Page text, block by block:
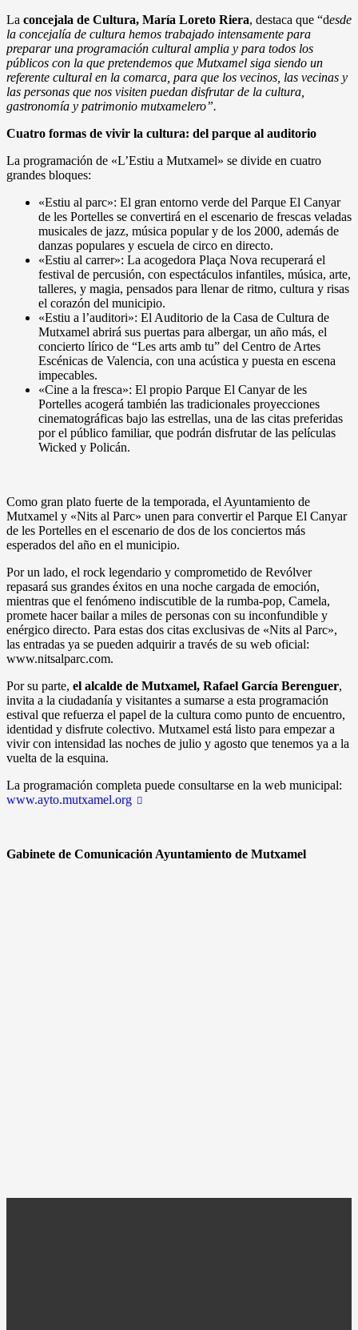
La concejala de Cultura, María Loreto Riera, destaca que “desde
la concejalía de cultura hemos trabajado intensamente para
preparar una programación cultural amplia y para todos los
públicos con la que pretendemos que Mutxamel siga siendo un
referente cultural en la comarca, para que los vecinos, las vecinas y
las personas que nos visiten puedan disfrutar de la cultura,
gastronomía y patrimonio mutxamelero”.
Cuatro formas de vivir la cultura: del parque al auditorio
La programación de «L’Estiu a Mutxamel» se divide en cuatro
grandes bloques:
«Estiu al parc»: El gran entorno verde del Parque El Canyar
de les Portelles se convertirá en el escenario de frescas veladas
musicales de jazz, música popular y de los 2000, además de
danzas populares y escuela de circo en directo.
«Estiu al carrer»: La acogedora Plaça Nova recuperará el
festival de percusión, con espectáculos infantiles, música, arte,
talleres, y magia, pensados para llenar de ritmo, cultura y risas
el corazón del municipio.
«Estiu a l’auditori»: El Auditorio de la Casa de Cultura de
Mutxamel abrirá sus puertas para albergar, un año más, el
concierto lírico de “Les arts amb tu” del Centro de Artes
Escénicas de Valencia, con una acústica y puesta en escena
impecables.
«Cine a la fresca»: El propio Parque El Canyar de les
Portelles acogerá también las tradicionales proyecciones
cinematográficas bajo las estrellas, una de las citas preferidas
por el público familiar, que podrán disfrutar de las películas
Wicked y Policán.
Como gran plato fuerte de la temporada, el Ayuntamiento de
Mutxamel y «Nits al Parc» unen para convertir el Parque El Canyar
de les Portelles en el escenario de dos de los conciertos más
esperados del año en el municipio.
Por un lado, el rock legendario y comprometido de Revólver
repasará sus grandes éxitos en una noche cargada de emoción,
mientras que el fenómeno indiscutible de la rumba-pop, Camela,
promete hacer bailar a miles de personas con su inconfundible y
enérgico directo. Para estas dos citas exclusivas de «Nits al Parc»,
las entradas ya se pueden adquirir a través de su web oficial:
www.nitsalparc.com.
Por su parte, el alcalde de Mutxamel, Rafael García Berenguer,
invita a la ciudadanía y visitantes a sumarse a esta programación
estival que refuerza el papel de la cultura como punto de encuentro,
identidad y disfrute colectivo. Mutxamel está listo para empezar a
vivir con intensidad las noches de julio y agosto que tenemos ya a la
vuelta de la esquina.
La programación completa puede consultarse en la web municipal:
www.ayto.mutxamel.org
Gabinete de Comunicación Ayuntamiento de Mutxamel